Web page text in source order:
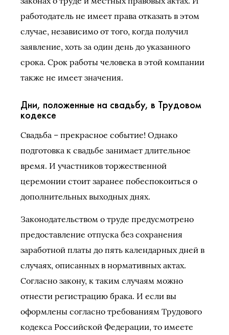
работодатель не имеет права отказать в этом
случае, независимо от того, когда получил
заявление, хоть за один день до указанного
срока. Срок работы человека в этой компании
также не имеет значения.
Дни, положенные на свадьбу, в Трудовом
кодексе
Свадьба – прекрасное событие! Однако
подготовка к свадьбе занимает длительное
время. И участников торжественной
церемонии стоит заранее побеспокоиться о
дополнительных выходных днях.
Законодательством о труде предусмотрено
предоставление отпуска без сохранения
заработной платы до пять календарных дней в
случаях, описанных в нормативных актах.
Согласно закону, к таким случаям можно
отнести регистрацию брака. И если вы
оформлены согласно требованиям Трудового
кодекса Российской Федерации, то имеете